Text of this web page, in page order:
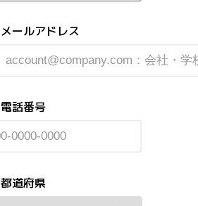
メールアドレス
電話番号
都道府県